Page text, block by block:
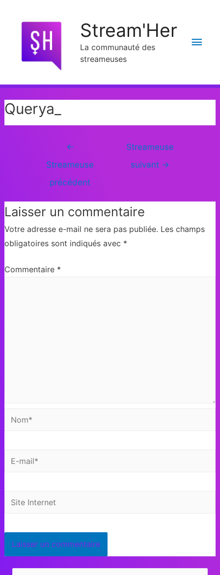
Stream'Her
La communauté des
streameuses
Querya_
←
Streameuse
précédent
Streameuse
suivant →
Laisser un commentaire
Votre adresse e-mail ne sera pas publiée. Les champs
obligatoires sont indiqués avec *
Commentaire *